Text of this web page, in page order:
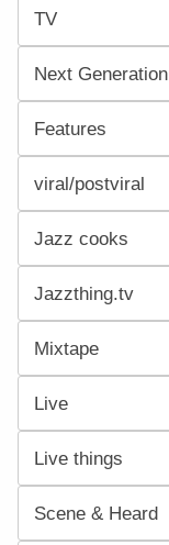
TV
Next Generation
Features
viral/postviral
Jazz cooks
Jazzthing.tv
Mixtape
Live
Live things
Scene & Heard